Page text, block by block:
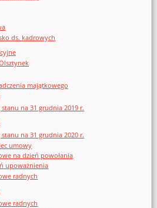
ds. kadrowych
majątkowego
na 31 grudnia 2019 r.
na 31 grudnia 2020 r.
umowy
na dzień powołania
upoważnienia
radnych
radnych